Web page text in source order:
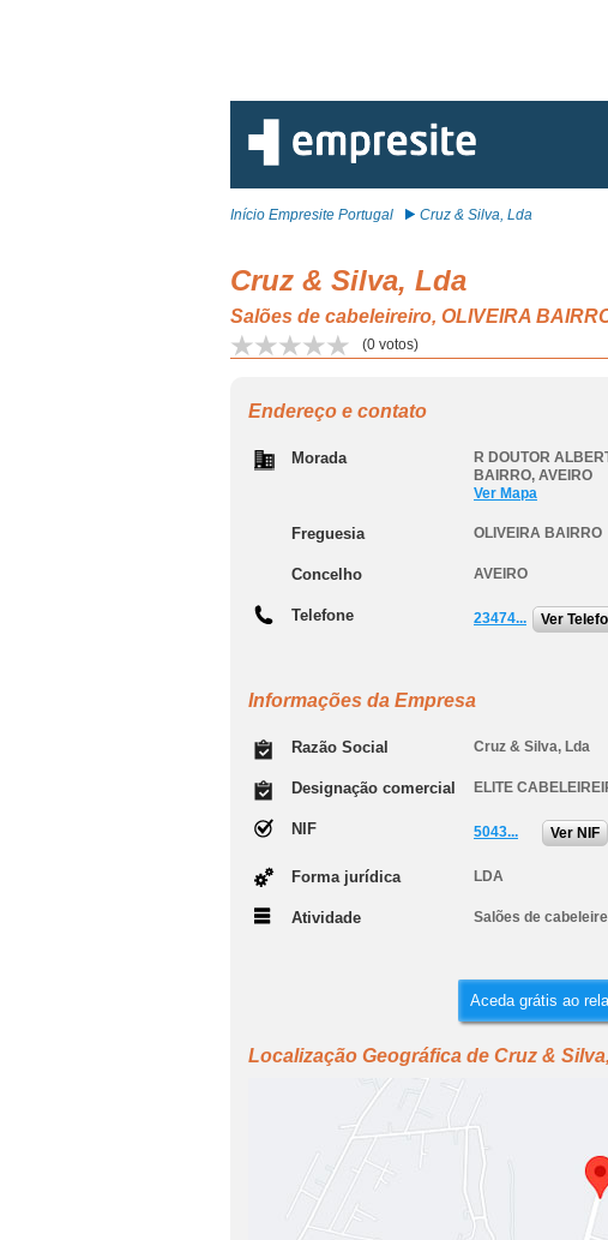
Início Empresite Portugal Cruz & Silva, Lda
Cruz & Silva, Lda
Salões de cabeleireiro, OLIVEIRA
(0 votos)
Endereço e contato
Morada R DOUTOR
BAIRRO, AVEIRO
Ver Mapa
Freguesia OLIVEIRA BAIRRO
Concelho AVEIRO
Telefone 23474... Ver
Informações da Empresa
Razão Social Cruz & Silva, Lda
Designação comercial ELITE
NIF 5043... Ver NIF
Forma jurídica LDA
Atividade Salões de
Aceda grátis ao
Localização Geográfica de Cruz &